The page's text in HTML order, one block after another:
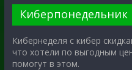
Киберпонедельник
Кибернеделя с кибер
что хотели по выгодным
помогут в этом.